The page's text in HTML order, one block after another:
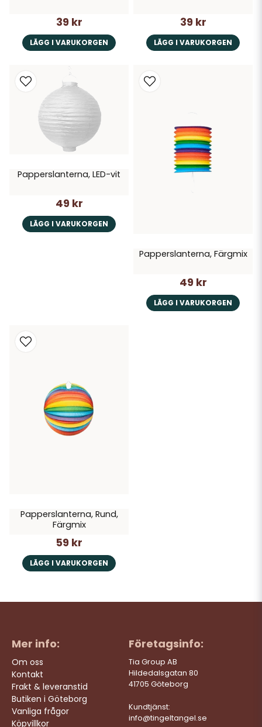
39 kr
LÄGG I VARUKORGEN
39 kr
LÄGG I VARUKORGEN
Papperslanterna, LED-vit
49 kr
LÄGG I VARUKORGEN
Papperslanterna, Färgmix
49 kr
LÄGG I VARUKORGEN
Papperslanterna, Rund,
Färgmix
59 kr
LÄGG I VARUKORGEN
Mer info:
Om oss
Kontakt
Frakt & leveranstid
Butiken i Göteborg
Vanliga frågor
Köpvillkor
Företagsinfo:
Tia Group AB
Hildedalsgatan 80
41705 Göteborg
Kundtjänst:
info@tingeltangel.se